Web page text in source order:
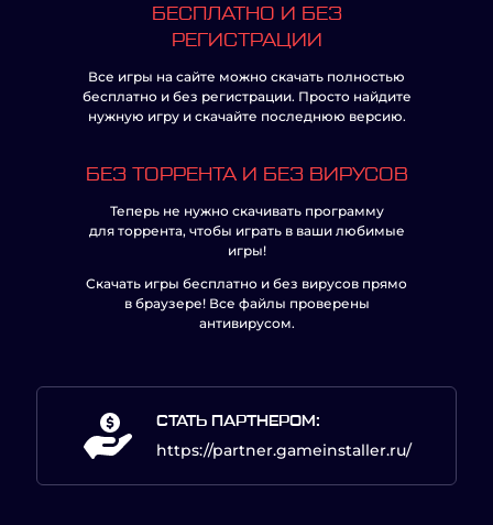
БЕСПЛАТНО И БЕЗ
РЕГИСТРАЦИИ
Все игры на сайте можно скачать полностью
бесплатно и без регистрации. Просто найдите
нужную игру и скачайте последнюю версию.
БЕЗ ТОРРЕНТА И БЕЗ ВИРУСОВ
Теперь не нужно скачивать программу
для торрента, чтобы играть в ваши любимые
игры!
Скачать игры бесплатно и без вирусов прямо
в браузере! Все файлы проверены
антивирусом.
СТАТЬ ПАРТНЕРОМ:
https://partner.gameinstaller.ru/